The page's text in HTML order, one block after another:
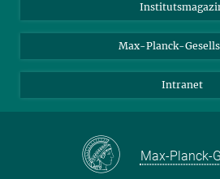
Fördernde
Schulen
Studierende
Facebook
YouTube
Max-Planck-
Intranet
Max-Planck-